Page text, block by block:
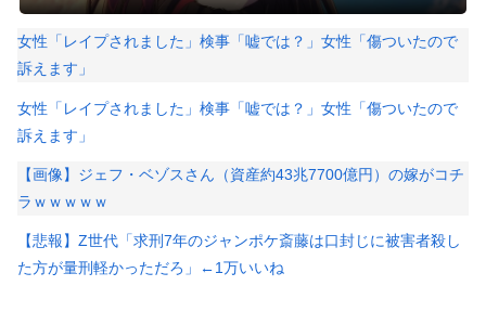
女性「レイプされました」検事「嘘では？」女性「傷ついたので
訴えます」
女性「レイプされました」検事「嘘では？」女性「傷ついたので
訴えます」
【画像】ジェフ・ベゾスさん（資産約43兆7700億円）の嫁がコチ
ラｗｗｗｗｗ
【悲報】Z世代「求刑7年のジャンポケ斎藤は口封じに被害者殺し
た方が量刑軽かっただろ」←1万いいね